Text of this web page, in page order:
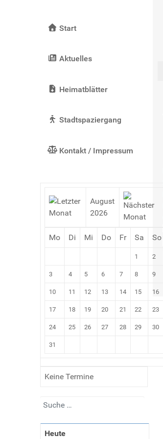
Start
Aktuelles
Heimatblätter
Stadtspaziergang
Kontakt / Impressum
August
2026
Mo Di Mi Do Fr Sa So
1 2
3 4 5 6 7 8 9
10 11 12 13 14 15 16
17 18 19 20 21 22 23
24 25 26 27 28 29 30
31
Keine Termine
Suchen
Heute